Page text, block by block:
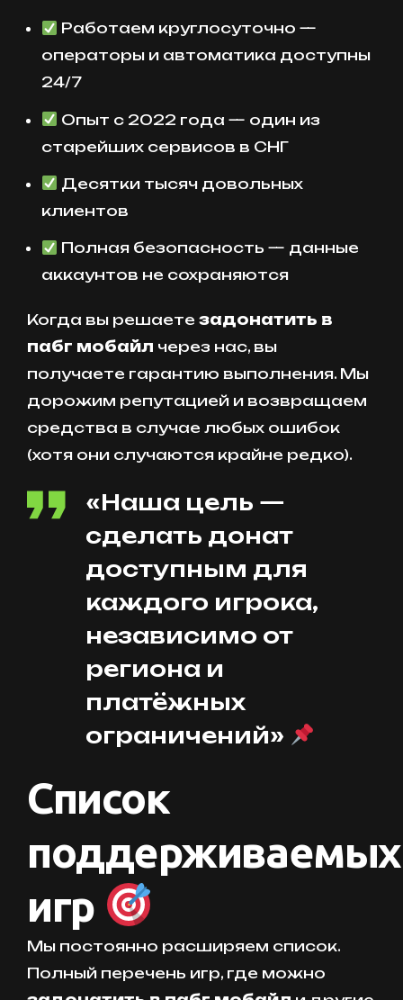
Работаем круглосуточно —
операторы и автоматика доступны
24/7
Опыт с 2022 года — один из
старейших сервисов в СНГ
Десятки тысяч довольных
клиентов
Полная безопасность — данные
аккаунтов не сохраняются
Когда вы решаете задонатить в
пабг мобайл через нас, вы
получаете гарантию выполнения. Мы
дорожим репутацией и возвращаем
средства в случае любых ошибок
(хотя они случаются крайне редко).
«Наша цель —
сделать донат
доступным для
каждого игрока,
независимо от
региона и
платёжных
ограничений»
Список
поддерживаемых
игр
Мы постоянно расширяем список.
Полный перечень игр, где можно